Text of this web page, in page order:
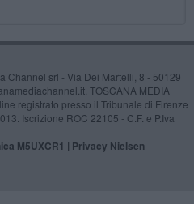
Channel srl - Via Dei Martelli, 8 - 50129
TOSCANA MEDIA
registrato presso il Tribunale di Firenze
Iscrizione ROC 22105 - C.F. e P.Iva
M5UXCR1 | Privacy Nielsen